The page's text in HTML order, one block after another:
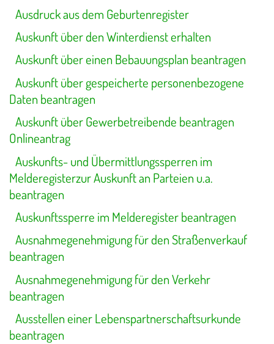
Ausdruck aus dem Geburtenregister
Auskunft über den Winterdienst erhalten
Auskunft über einen Bebauungsplan beantragen
Auskunft über gespeicherte personenbezogene
Daten beantragen
Auskunft über Gewerbetreibende beantragen
Onlineantrag
Auskunfts- und Übermittlungssperren im
Melderegisterzur Auskunft an Parteien u.a.
beantragen
Auskunftssperre im Melderegister beantragen
Ausnahmegenehmigung für den Straßenverkauf
beantragen
Ausnahmegenehmigung für den Verkehr
beantragen
Ausstellen einer Lebenspartnerschaftsurkunde
beantragen